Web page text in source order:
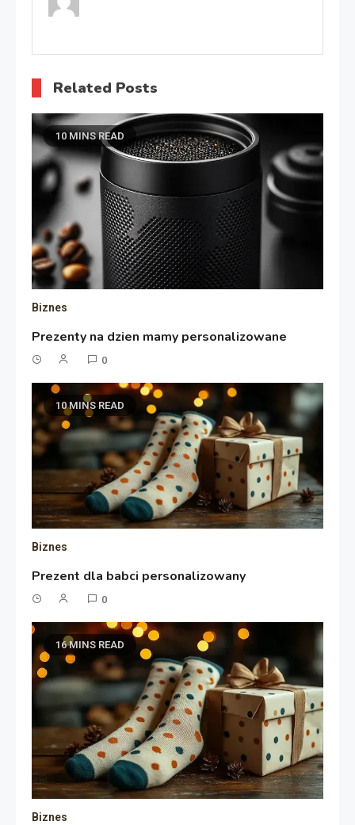
Related Posts
10 MINS READ
Biznes
Prezenty na dzien mamy personalizowane
0
10 MINS READ
Biznes
Prezent dla babci personalizowany
0
16 MINS READ
Biznes